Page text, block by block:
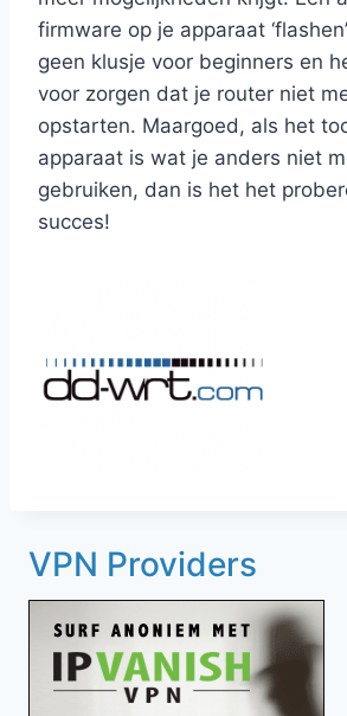
firmware op je apparaat
geen klusje voor beginners en
voor zorgen dat je router niet
opstarten. Maargoed, als het
apparaat is wat je anders niet
gebruiken, dan is het het
succes!
VPN Providers